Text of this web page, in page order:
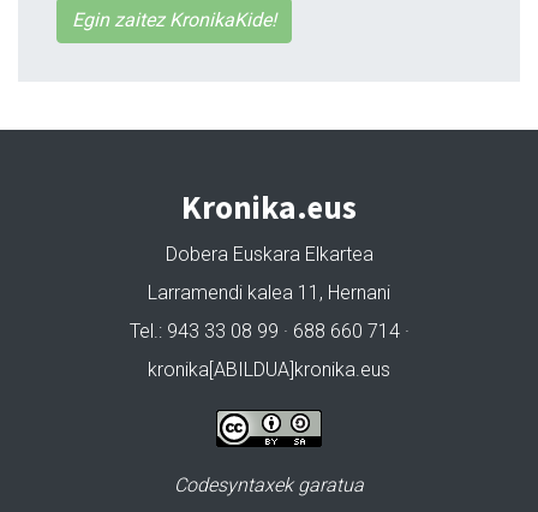
Egin zaitez KronikaKide!
Kronika.eus
Dobera Euskara Elkartea
Larramendi kalea 11, Hernani
Tel.: 943 33 08 99 · 688 660 714 ·
kronika[ABILDUA]kronika.eus
Codesyntaxek garatua